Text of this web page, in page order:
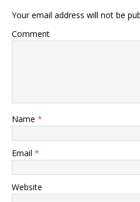
Your email address will not be
Comment
Name *
Email *
Website